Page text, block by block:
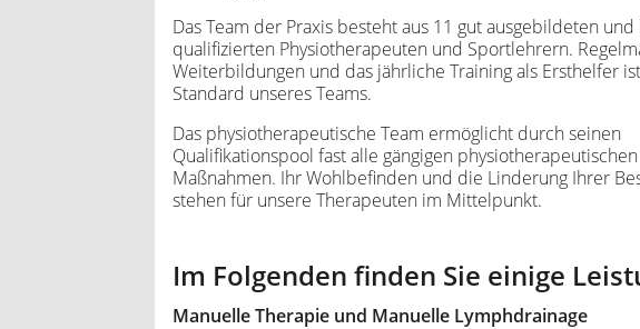
Das Team der Praxis besteht aus 11 gut ausgebildeten und
qualifizierten Physiotherapeuten und Sportlehrern.
Weiterbildungen und das jährliche Training als Ersthelfer
Standard unseres Teams.
Das physiotherapeutische Team ermöglicht durch seinen
Qualifikationspool fast alle gängigen physiotherapeutischen
Maßnahmen. Ihr Wohlbefinden und die Linderung Ihrer
stehen für unsere Therapeuten im Mittelpunkt.
Im Folgenden finden Sie einige
Manuelle Therapie und Manuelle Lymphdrainage